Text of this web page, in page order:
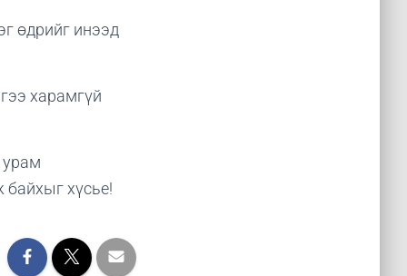
өдрийг инээд
харамгүй
урам
хүсье!